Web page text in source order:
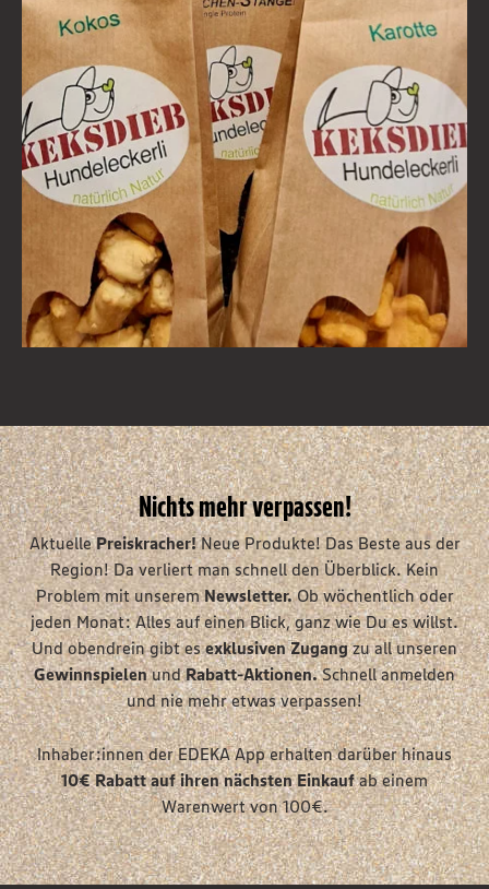
Nichts mehr verpassen!
AktuellePreiskracher!Neue Produkte! Das Beste aus der
Region! Da verliert man schnell den Überblick. Kein
Problem mit unseremNewsletter.Ob wöchentlich oder
jeden Monat: Alles auf einen Blick, ganz wie Du es willst.
Und obendrein gibt esexklusiven Zugangzu all unseren
GewinnspielenundRabatt-Aktionen.Schnell anmelden
und nie mehr etwas verpassen!
Inhaber:innen der EDEKA App erhalten darüber hinaus
10€ Rabatt aufihren nächsten Einkaufab einem
Warenwert von 100€.